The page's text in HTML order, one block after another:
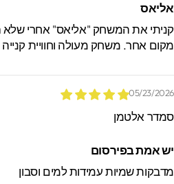
את המשחק "אליאס" אחרי שלא
אחר. משחק מעולה וחוויית
05/23/
אלטמן
אמת בפירסום
שמיות עמידות למים וסבון